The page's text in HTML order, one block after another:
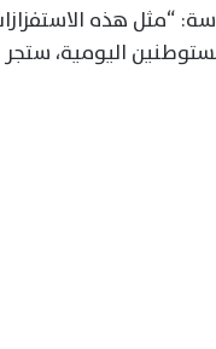
“مثل هذه
اليومية،